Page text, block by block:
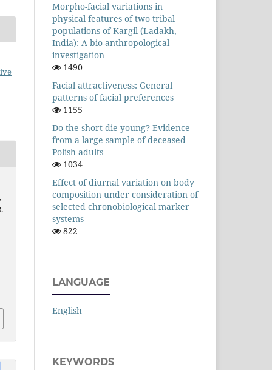
Morpho-facial variations in
physical features of two tribal
populations of Kargil (Ladakh,
India): A bio-anthropological
investigation
1490
Facial attractiveness: General
patterns of facial preferences
1155
Do the short die young? Evidence
from a large sample of deceased
Polish adults
1034
Effect of diurnal variation on body
composition under consideration of
selected chronobiological marker
systems
822
LANGUAGE
English
KEYWORDS